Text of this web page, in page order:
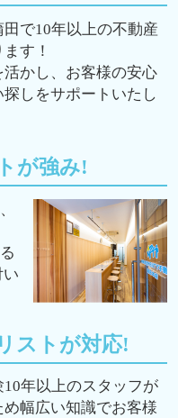
田で10年以上の不動産
す！
活かし、お客様の安心
探しをサポートいたし
が強み!
ストが対応!
年以上のスタッフが
め幅広い知識でお客様